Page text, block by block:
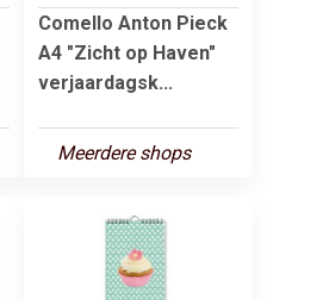
Comello Anton Pieck
A4 "Zicht op Haven"
verjaardagsk...
Meerdere shops